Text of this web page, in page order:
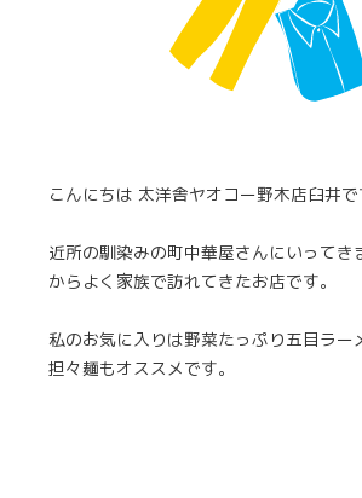
こんにちは 太洋舎ヤオコー野木店臼井で
近所の馴染みの町中華屋さんにいってき
からよく家族で訪れてきたお店です。
私のお気に入りは野菜たっぷり五目ラー
担々麺もオススメです。